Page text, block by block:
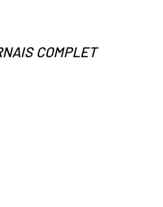
COMPLET